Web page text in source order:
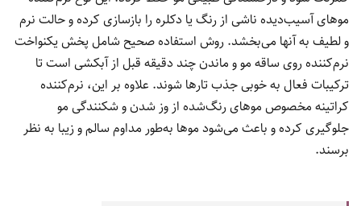
موهای آسیب‌دیده ناشی از رنگ یا دکلره را بازسازی کرده و حالت نرم
و لطیف به آنها می‌بخشد. روش استفاده صحیح شامل پخش یکنواخت
نرم‌کننده روی ساقه مو و ماندن چند دقیقه قبل از آبکشی است تا
ترکیبات فعال به خوبی جذب تارها شوند. علاوه بر این، نرم‌کننده
کراتینه مخصوص موهای رنگ‌شده از وز شدن و شکنندگی مو
جلوگیری کرده و باعث می‌شود موها به‌طور مداوم سالم و زیبا به نظر
برسند.